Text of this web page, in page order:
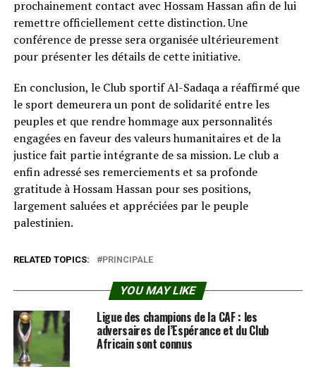
prochainement contact avec Hossam Hassan afin de lui
remettre officiellement cette distinction. Une
conférence de presse sera organisée ultérieurement
pour présenter les détails de cette initiative.
En conclusion, le Club sportif Al-Sadaqa a réaffirmé que
le sport demeurera un pont de solidarité entre les
peuples et que rendre hommage aux personnalités
engagées en faveur des valeurs humanitaires et de la
justice fait partie intégrante de sa mission. Le club a
enfin adressé ses remerciements et sa profonde
gratitude à Hossam Hassan pour ses positions,
largement saluées et appréciées par le peuple
palestinien.
RELATED TOPICS: PRINCIPALE
YOU MAY LIKE
Ligue des champions de la CAF : les
adversaires de l’Espérance et du Club
Africain sont connus